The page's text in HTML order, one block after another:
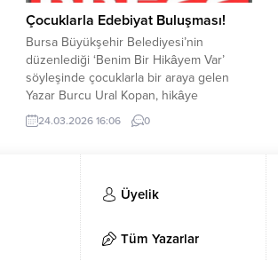
Çocuklarla Edebiyat Buluşması!
Bursa Büyükşehir Belediyesi’nin
düzenlediği ‘Benim Bir Hikâyem Var’
söyleşinde çocuklarla bir araya gelen
Yazar Burcu Ural Kopan, hikâye
anlatıcılığı üzerine sohbet etti. Kültür,
Sanat ve Sosyal İşler Dairesi Başkanlığı
Tayyare Kültür Merkezi’nde düzenlenen
programda, Yazar Burcu Ural Kopan
yazarlık yolculuğunu, eserlerinin ortaya
çıkış sürecini ve hikâye...
24.03.2026 16:06 0
Üyelik
Tüm Yazarlar